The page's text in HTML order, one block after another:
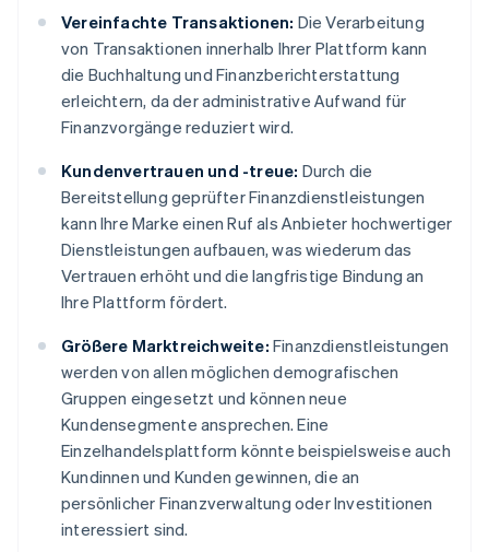
Vereinfachte Transaktionen: Die Verarbeitung
von Transaktionen innerhalb Ihrer Plattform kann
die Buchhaltung und Finanzberichterstattung
erleichtern, da der administrative Aufwand für
Finanzvorgänge reduziert wird.
Kundenvertrauen und -treue: Durch die
Bereitstellung geprüfter Finanzdienstleistungen
kann Ihre Marke einen Ruf als Anbieter hochwertiger
Dienstleistungen aufbauen, was wiederum das
Vertrauen erhöht und die langfristige Bindung an
Ihre Plattform fördert.
Größere Marktreichweite: Finanzdienstleistungen
werden von allen möglichen demografischen
Gruppen eingesetzt und können neue
Kundensegmente ansprechen. Eine
Einzelhandelsplattform könnte beispielsweise auch
Kundinnen und Kunden gewinnen, die an
persönlicher Finanzverwaltung oder Investitionen
interessiert sind.